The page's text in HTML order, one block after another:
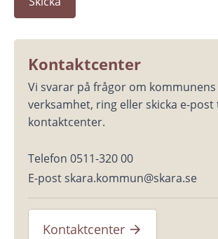
Kontaktcenter
Vi svarar på frågor om
verksamhet, ring eller skicka e-post
kontaktcenter.
Telefon 0511-320 00
E-post skara.kommun@skara.se
Kontaktcenter